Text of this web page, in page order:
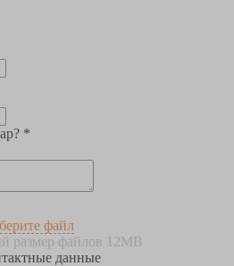
*
файл
размер файлов 12MB
данные